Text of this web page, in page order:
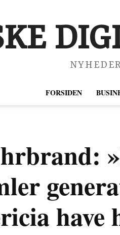
FORSIDEN
have